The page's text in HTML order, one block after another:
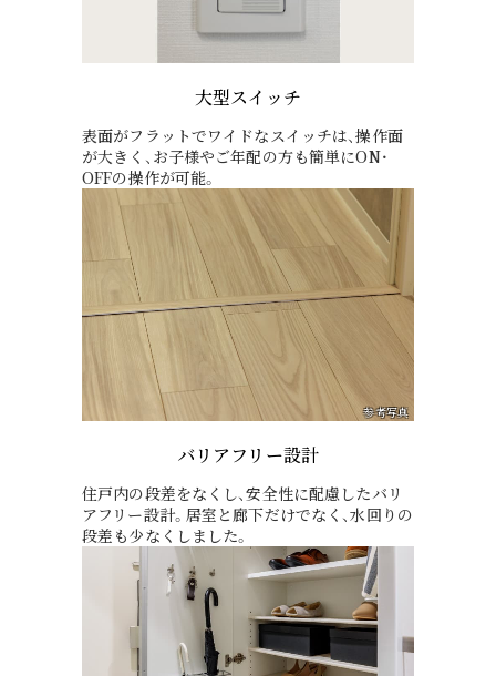
大型スイッチ
表面がフラットでワイドなスイッチは、操作面
が大きく、お子様やご年配の方も簡単にON・
OFFの操作が可能。
バリアフリー設計
住戸内の段差をなくし、安全性に配慮したバリ
アフリー設計。居室と廊下だけでなく、水回りの
段差も少なくしました。